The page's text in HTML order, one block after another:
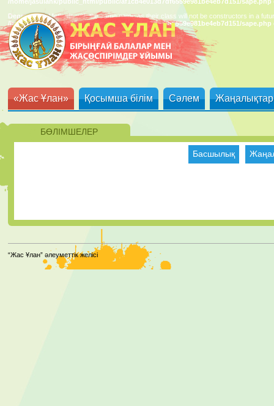
Deprecated: Methods with the same name as their class will not be constructors in a
/home/jasulank/public_html/public/af1cb4e013d7df6559e981be4eb7d151/sape.php
«Жас Ұлан» Қосымша білім Сәлем Жаңалықтар
БӨЛІМШЕЛЕР
Басшылық
“Жас Ұлан” әлеуметтік желісі